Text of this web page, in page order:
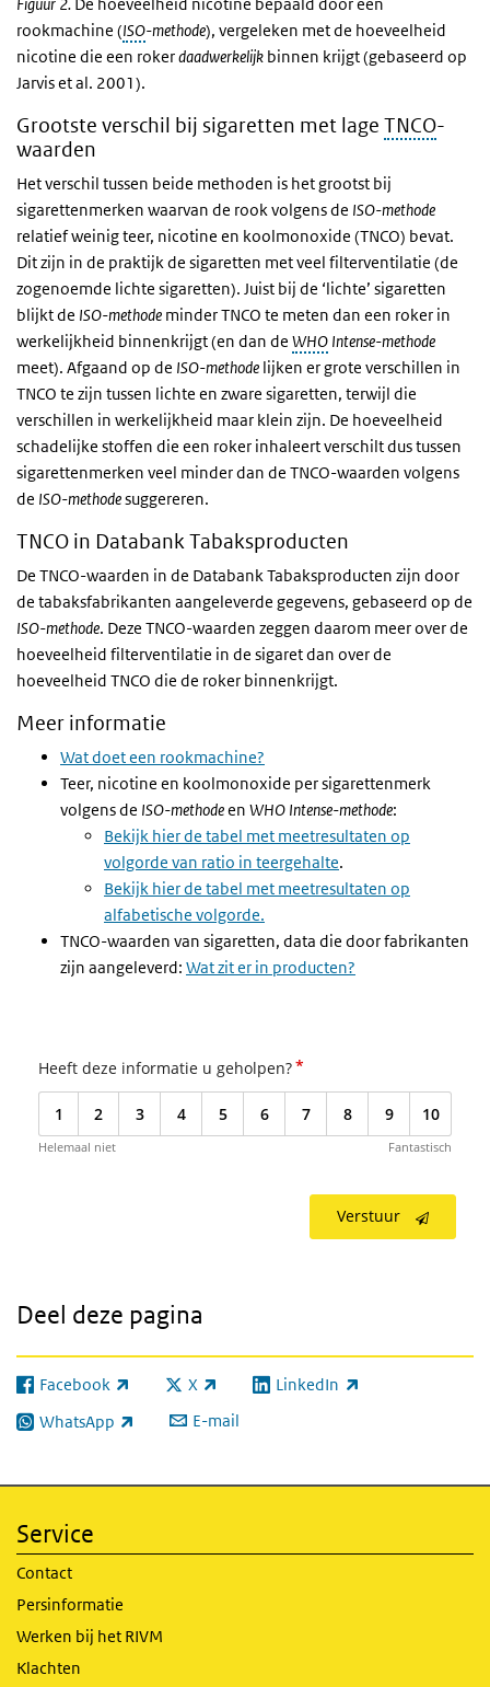
rookmachine (ISO-methode), vergeleken met de hoeveelheid
nicotine die een rokerdaadwerkelijk binnen krijgt (gebaseerd op
Jarvis et al. 2001).
Grootste verschil bij sigaretten met lage TNCO-
waarden
Het verschil tussen beide methoden is het grootst bij
sigarettenmerken waarvan de rook volgens de ISO-methode
relatief weinig teer, nicotine en koolmonoxide (TNCO) bevat.
Dit zijn in de praktijk de sigaretten met veel filterventilatie (de
zogenoemde lichte sigaretten). Juist bij de ‘lichte’ sigaretten
blijkt de ISO-methode minder TNCO te meten dan een roker in
werkelijkheid binnenkrijgt (en dan de WHO Intense-methode
meet). Afgaand op de ISO-methode lijken er grote verschillen in
TNCO te zijn tussen lichte en zware sigaretten, terwijl die
verschillen in werkelijkheid maar klein zijn. De hoeveelheid
schadelijke stoffen die een roker inhaleert verschilt dus tussen
sigarettenmerken veel minder dan de TNCO-waarden volgens
de ISO-methodesuggereren.
TNCO in Databank Tabaksproducten
De TNCO-waarden in de Databank Tabaksproducten zijn door
de tabaksfabrikanten aangeleverde gegevens, gebaseerd op de
ISO-methode. Deze TNCO-waarden zeggen daarom meer over de
hoeveelheid filterventilatie in de sigaret dan over de
hoeveelheid TNCO die de roker binnenkrijgt.
Meer informatie
Wat doet een rookmachine?
Teer, nicotine en koolmonoxide per sigarettenmerk
volgens de ISO-methodeen WHO Intense-methode:
Bekijk hier de tabel met meetresultaten op
volgorde van ratio in teergehalte.
Bekijk hier de tabel met meetresultaten op
alfabetische volgorde.
TNCO-waarden van sigaretten, data die door fabrikanten
zijn aangeleverd: Wat zit er in producten?
Heeft deze informatie u geholpen?*
1 2 3 4 5 6 7 8 9 10
Helemaal niet Fantastisch
Verstuur
Deel deze pagina
Facebook
(externe link) X
(externe link) LinkedIn
(externe link)
WhatsApp
(externe link) E-mail
Service
Contact
Persinformatie
Werken bij het RIVM
Klachten